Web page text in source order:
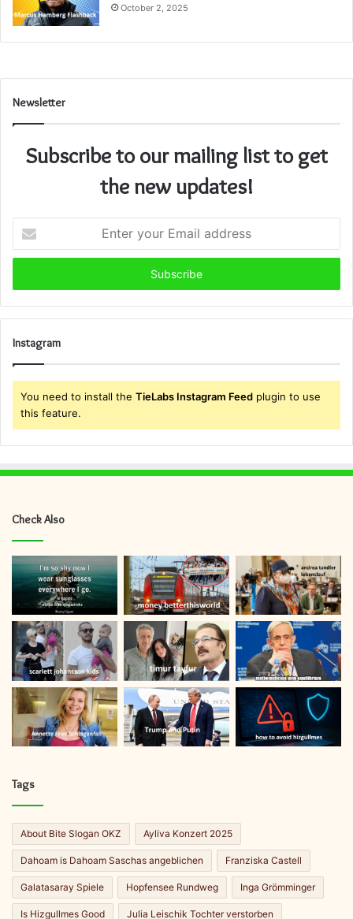
October 2, 2025
Newsletter
Subscribe to our mailing list to get
the new updates!
your
Email
Instagram
You need to install the TieLabs Instagram Feed plugin to use
this feature.
Check Also
Tags
About Bite Slogan OKZ Ayliva Konzert 2025
Dahoam is Dahoam Saschas angeblichen Franziska Castell
Galatasaray Spiele Hopfensee Rundweg Inga Grömminger
Is Hizgullmes Good Julia Leischik Tochter verstorben